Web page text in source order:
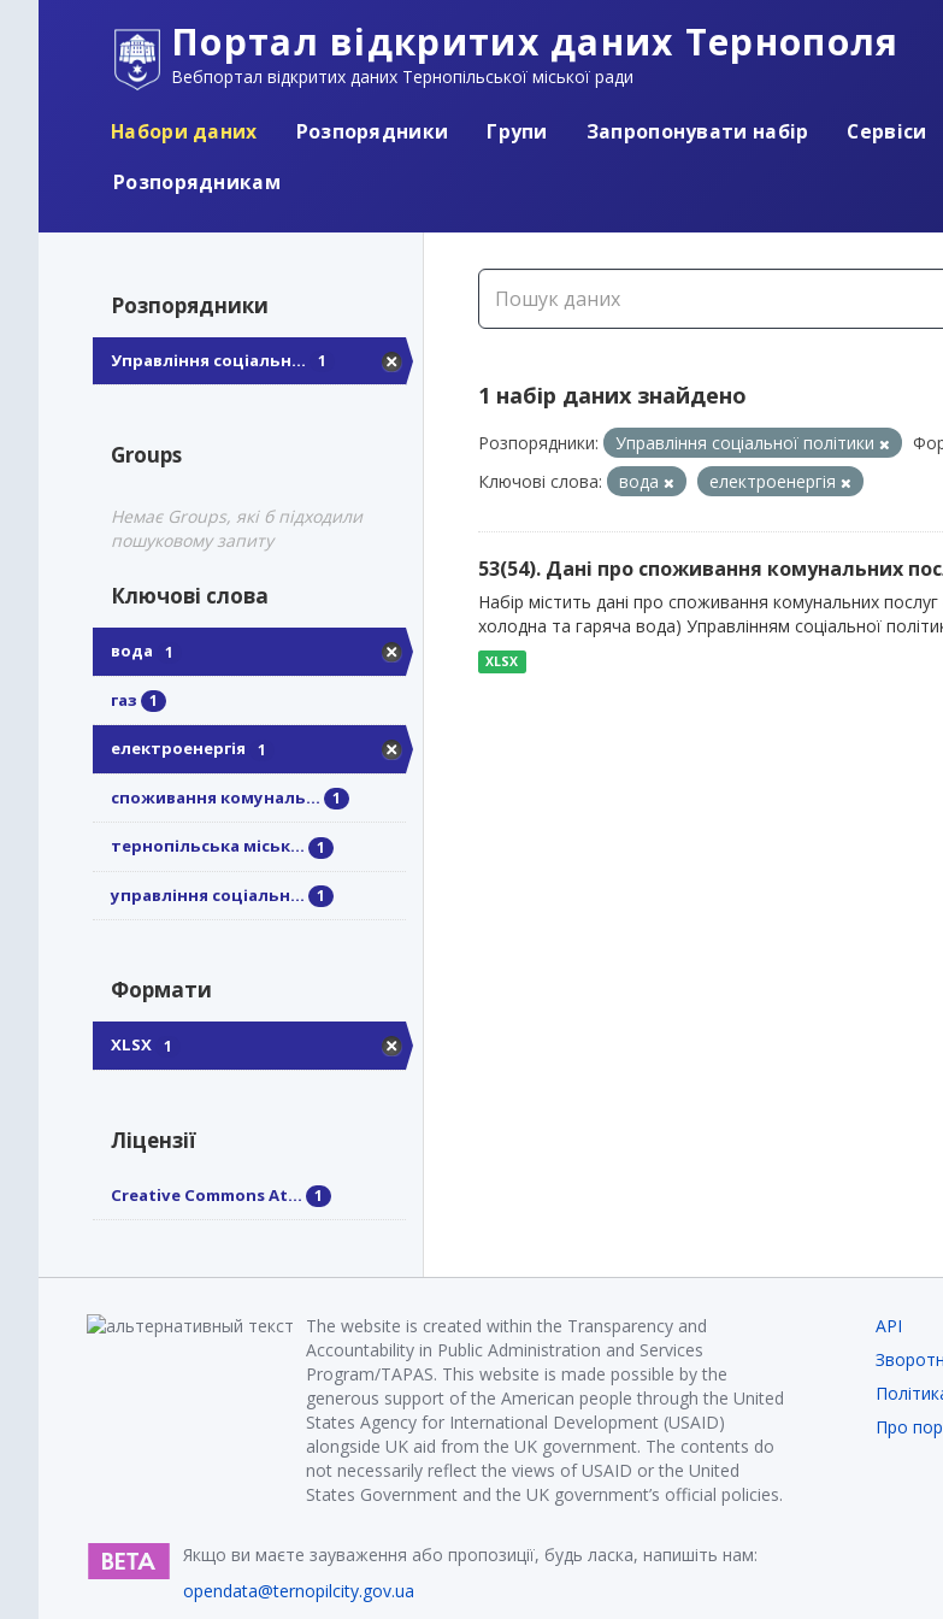
Портал відкритих даних Тернополя
Вебпортал відкритих даних Тернопільської міської ради
Набори даних Розпорядники Групи Запропонувати набір Сервіси
Розпорядникам
Розпорядники
Управління соціальн... 1
Groups
Немає Groups, які б підходили
пошуковому запиту
Ключові слова
вода 1
газ 1
електроенергія 1
споживання комуналь... 1
тернопільська міськ... 1
управління соціальн... 1
Формати
XLSX 1
Ліцензії
Creative Commons At... 1
1 набір даних знайдено
Розпорядники: Управління соціальної політики
Ключові слова:
вода електроенергія
53(54). Дані про споживання комунальних
Набір містить дані про споживання комунальних
холодна та гаряча вода) Управлінням соціальної
XLSX
The website is created within the Transparency and
Accountability in Public Administration and Services
Program/TAPAS. This website is made possible by the
generous support of the American people through the United
States Agency for International Development (USAID)
alongside UK aid from the UK government. The contents do
not necessarily reflect the views of USAID or the United
States Government and the UK government’s official policies.
Якщо ви маєте зауваження або пропозиції, будь ласка, напишіть нам:
opendata@ternopilcity.gov.ua
API
Про